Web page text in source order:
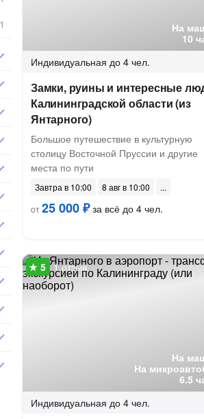
На
10
Индивидуальная до 4 чел.
Замки, руины и интересные
Калининградской области (из
Янтарного)
Большое путешествие в культурную
столицу Восточной Пруссии и другие
места по пути
Завтра в 10:00
8 авг в 10:00
от25 000 ₽за всё до 4 чел.
На
На
6.5
1 отзыв
Индивидуальная до 4 чел.